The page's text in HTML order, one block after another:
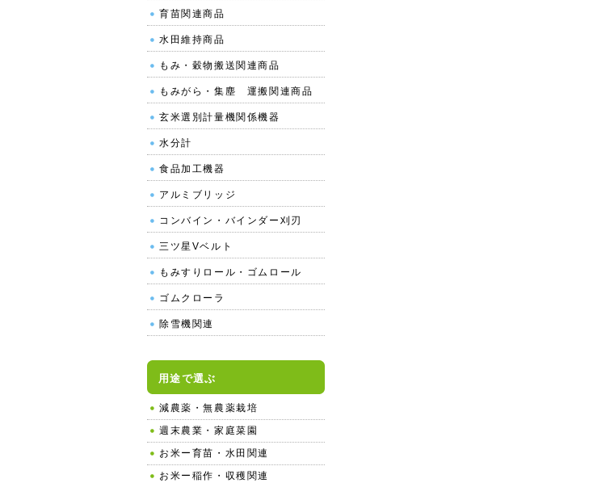
育苗関連商品
水田維持商品
もみ・穀物搬送関連商品
もみがら・集塵 運搬関連商品
玄米選別計量機関係機器
水分計
食品加工機器
アルミブリッジ
コンバイン・バインダー刈刃
三ツ星Vベルト
もみすりロール・ゴムロール
ゴムクローラ
除雪機関連
用途で選ぶ
減農薬・無農薬栽培
週末農業・家庭菜園
お米ー育苗・水田関連
お米ー稲作・収穫関連